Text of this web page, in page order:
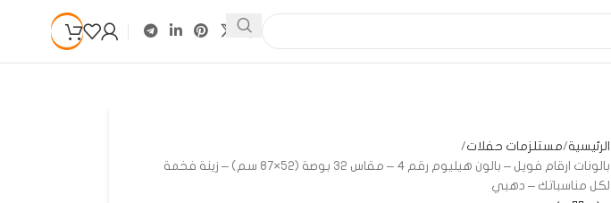
الرئيسية مستلزمات حفلات
بالونات ارقام فويل – بالون هيليوم رقم 4 – مقاس 32 بوصة (52×87 سم) – زينة فخمة
لكل مناسباتك – دهبي